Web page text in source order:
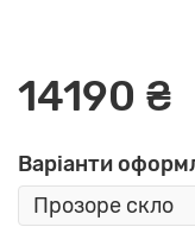
14190 ₴
Варіанти